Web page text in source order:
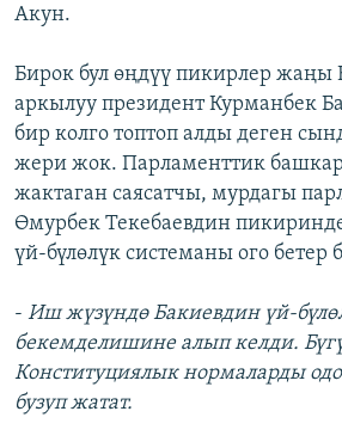
Акун.
Бирок бул өңдүү пикирлер
аркылуу президент Курманбек
бир колго топтоп алды деген
жери жок. Парламенттик
жактаган саясатчы, мурдагы
Өмурбек Текебаевдин
үй-бүлөлүк системаны ого бетер
- Иш жүзүндө Бакиевдин үй-
бекемделишине алып келди.
Конституциялык нормаларды
бузуп жатат.